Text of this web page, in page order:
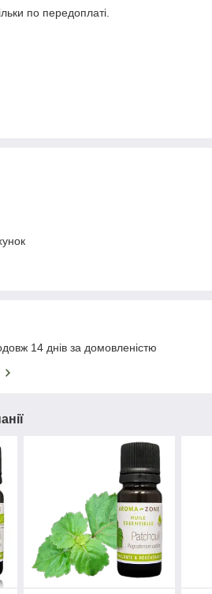
по передоплаті.
14 днів за домовленістю